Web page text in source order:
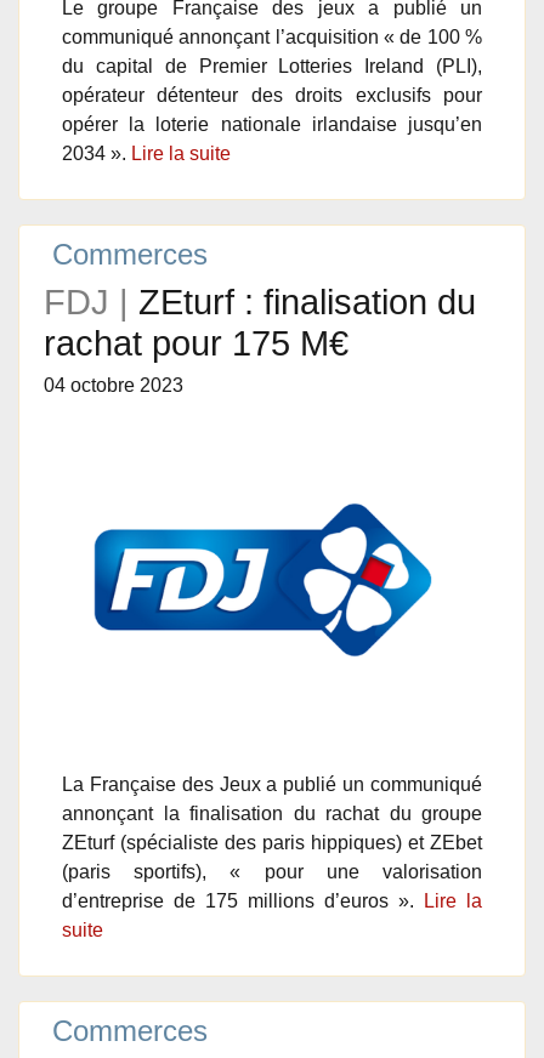
Le groupe Française des jeux a publié un
communiqué annonçant l’acquisition « de 100 %
du capital de Premier Lotteries Ireland (PLI),
opérateur détenteur des droits exclusifs pour
opérer la loterie nationale irlandaise jusqu’en
2034 ». Lire la suite
Commerces
FDJ | ZEturf : finalisation du
rachat pour 175 M€
04 octobre 2023
La Française des Jeux a publié un communiqué
annonçant la finalisation du rachat du groupe
ZEturf (spécialiste des paris hippiques) et ZEbet
(paris sportifs), « pour une valorisation
d’entreprise de 175 millions d’euros ».
Lire la
suite
Commerces